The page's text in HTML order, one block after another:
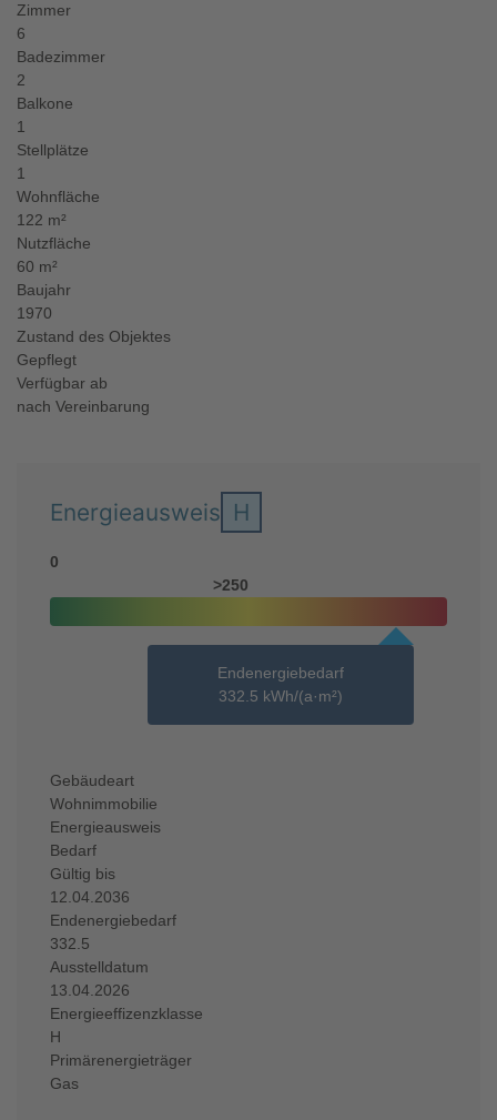
Zimmer
6
Badezimmer
2
Balkone
1
Stellplätze
1
Wohnfläche
122 m²
Nutzfläche
60 m²
Baujahr
1970
Zustand des Objektes
Gepflegt
Verfügbar ab
nach Vereinbarung
Energieausweis H
0
>250
Endenergiebedarf
332.5 kWh/(a·m²)
Gebäudeart
Wohnimmobilie
Energieausweis
Bedarf
Gültig bis
12.04.2036
Endenergiebedarf
332.5
Ausstelldatum
13.04.2026
Energieeffizenzklasse
H
Primärenergieträger
Gas